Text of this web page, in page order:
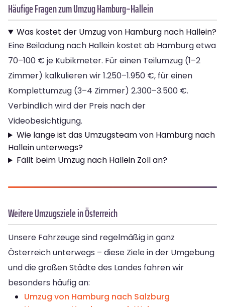
Häufige Fragen zum Umzug Hamburg–Hallein
Was kostet der Umzug von Hamburg nach Hallein?
Eine Beiladung nach Hallein kostet ab Hamburg etwa
70–100 € je Kubikmeter. Für einen Teilumzug (1–2
Zimmer) kalkulieren wir 1.250–1.950 €, für einen
Komplettumzug (3–4 Zimmer) 2.300–3.500 €.
Verbindlich wird der Preis nach der
Videobesichtigung.
Wie lange ist das Umzugsteam von Hamburg nach
Hallein unterwegs?
Fällt beim Umzug nach Hallein Zoll an?
Weitere Umzugsziele in Österreich
Unsere Fahrzeuge sind regelmäßig in ganz
Österreich unterwegs – diese Ziele in der Umgebung
und die großen Städte des Landes fahren wir
besonders häufig an:
Umzug von Hamburg nach Salzburg